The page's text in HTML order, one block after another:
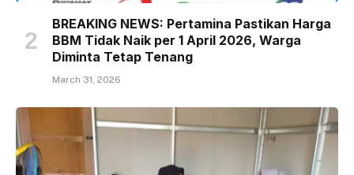
BREAKING NEWS: Pertamina Pastikan Harga
BBM Tidak Naik per 1 April 2026, Warga
Diminta Tetap Tenang
March 31, 2026